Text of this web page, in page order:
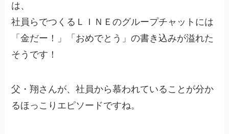
は、
社員らでつくるＬＩＮＥのグループチャットには
「金だー！」「おめでとう」の書き込みが溢れた
そうです！
父・翔さんが、社員から慕われていることが分か
るほっこりエピソードですね。